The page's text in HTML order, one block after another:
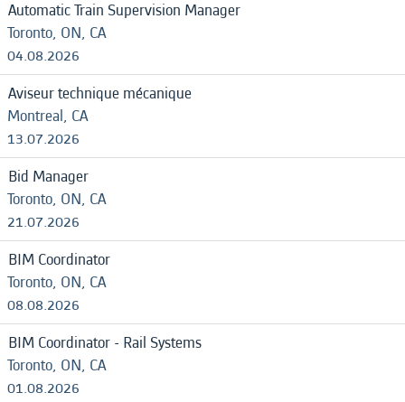
Automatic Train Supervision Manager
Toronto, ON, CA
04.08.2026
Aviseur technique mécanique
Montreal, CA
13.07.2026
Bid Manager
Toronto, ON, CA
21.07.2026
BIM Coordinator
Toronto, ON, CA
08.08.2026
BIM Coordinator - Rail Systems
Toronto, ON, CA
01.08.2026